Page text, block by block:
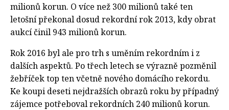
milionů korun. O více než 300 milionů také ten
letošní překonal dosud rekordní rok 2013, kdy obrat
aukcí činil 943 milionů korun.
Rok 2016 byl ale pro trh s uměním rekordním i z
dalších aspektů. Po třech letech se výrazně pozměnil
žebříček top ten včetně nového domácího rekordu.
Ke koupi deseti nejdražších obrazů roku by případný
zájemce potřeboval rekordních 240 milionů korun.